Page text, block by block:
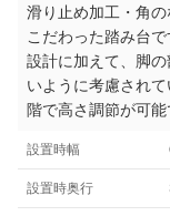
滑り止め加工・角
こだわった踏み台
設計に加えて、脚
いように考慮され
階で高さ調節が可能
設置時幅
設置時奥行